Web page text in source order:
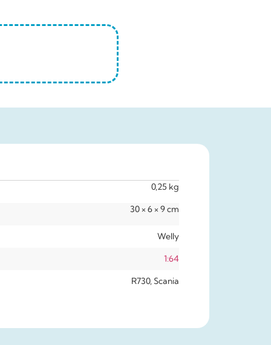
0,25 kg
30 × 6 × 9 cm
Welly
1:64
R730, Scania